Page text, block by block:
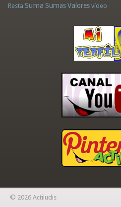
Resta Suma Sumas Valores vídeo
© 2026 Actiludis